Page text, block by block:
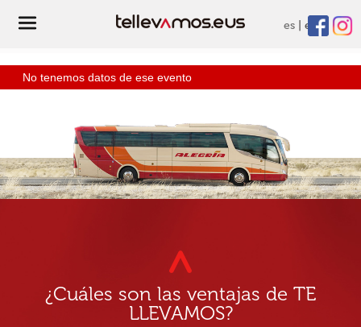
es eu
No tenemos datos de ese evento
¿Cuáles son las ventajas de TE
LLEVAMOS?